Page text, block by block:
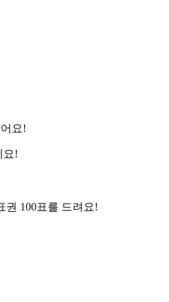
요!
요!
권 100표를 드려요!